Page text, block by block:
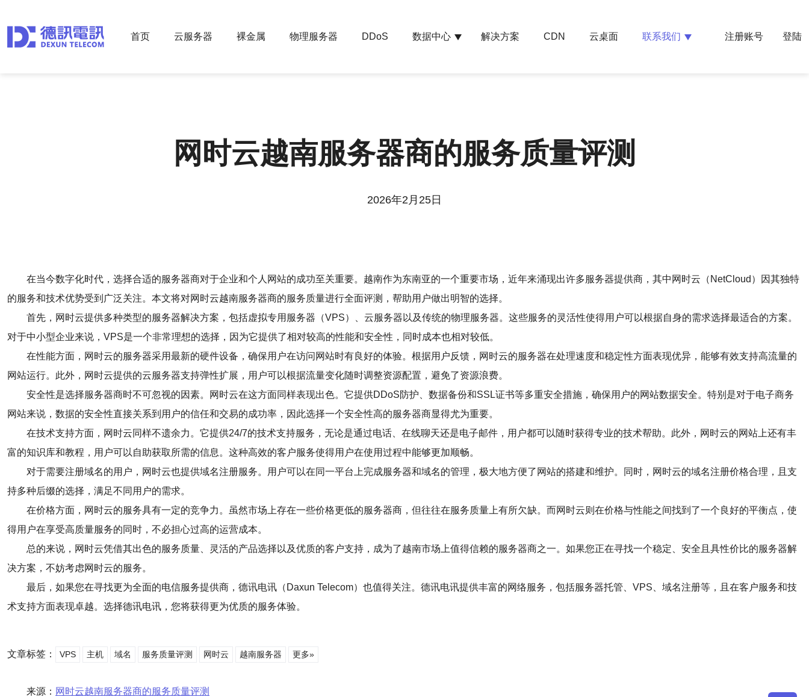
首页 云服务器 裸金属 物理服务器 DDoS 数据中心 解决方案 CDN 云桌面 联系我们 注册账号 登陆
网时云越南服务器商的服务质量评测
2026年2月25日
在当今数字化时代，选择合适的服务器商对于企业和个人网站的成功至关重要。越南作为东南亚的一个重要市场，近年来涌现出许多服务器提供商，其中网时云（NetCloud）因其独特
的服务和技术优势受到广泛关注。本文将对网时云越南服务器商的服务质量进行全面评测，帮助用户做出明智的选择。
首先，网时云提供多种类型的服务器解决方案，包括虚拟专用服务器（VPS）、云服务器以及传统的物理服务器。这些服务的灵活性使得用户可以根据自身的需求选择最适合的方案。
对于中小型企业来说，VPS是一个非常理想的选择，因为它提供了相对较高的性能和安全性，同时成本也相对较低。
在性能方面，网时云的服务器采用最新的硬件设备，确保用户在访问网站时有良好的体验。根据用户反馈，网时云的服务器在处理速度和稳定性方面表现优异，能够有效支持高流量的
网站运行。此外，网时云提供的云服务器支持弹性扩展，用户可以根据流量变化随时调整资源配置，避免了资源浪费。
安全性是选择服务器商时不可忽视的因素。网时云在这方面同样表现出色。它提供DDoS防护、数据备份和SSL证书等多重安全措施，确保用户的网站数据安全。特别是对于电子商务
网站来说，数据的安全性直接关系到用户的信任和交易的成功率，因此选择一个安全性高的服务器商显得尤为重要。
在技术支持方面，网时云同样不遗余力。它提供24/7的技术支持服务，无论是通过电话、在线聊天还是电子邮件，用户都可以随时获得专业的技术帮助。此外，网时云的网站上还有丰
富的知识库和教程，用户可以自助获取所需的信息。这种高效的客户服务使得用户在使用过程中能够更加顺畅。
对于需要注册域名的用户，网时云也提供域名注册服务。用户可以在同一平台上完成服务器和域名的管理，极大地方便了网站的搭建和维护。同时，网时云的域名注册价格合理，且支
持多种后缀的选择，满足不同用户的需求。
在价格方面，网时云的服务具有一定的竞争力。虽然市场上存在一些价格更低的服务器商，但往往在服务质量上有所欠缺。而网时云则在价格与性能之间找到了一个良好的平衡点，使
得用户在享受高质量服务的同时，不必担心过高的运营成本。
总的来说，网时云凭借其出色的服务质量、灵活的产品选择以及优质的客户支持，成为了越南市场上值得信赖的服务器商之一。如果您正在寻找一个稳定、安全且具性价比的服务器解
决方案，不妨考虑网时云的服务。
最后，如果您在寻找更为全面的电信服务提供商，德讯电讯（Daxun Telecom）也值得关注。德讯电讯提供丰富的网络服务，包括服务器托管、VPS、域名注册等，且在客户服务和技
术支持方面表现卓越。选择德讯电讯，您将获得更为优质的服务体验。
文章标签： VPS 主机 域名 服务质量评测 网时云 越南服务器 更多»
来源： 网时云越南服务器商的服务质量评测